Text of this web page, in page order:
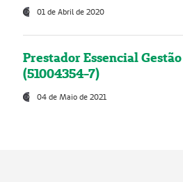
01 de Abril de 2020
Prestador Essencial
(51004354-7)
04 de Maio de 2021